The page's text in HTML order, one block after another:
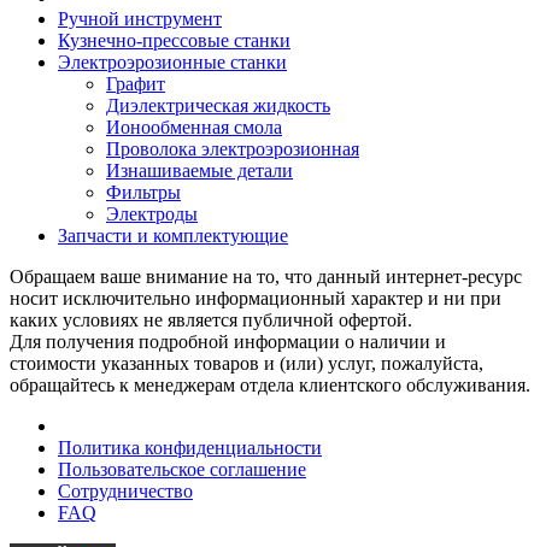
Ручной инструмент
Кузнечно-прессовые станки
Электроэрозионные станки
Графит
Диэлектрическая жидкость
Ионообменная смола
Проволока электроэрозионная
Изнашиваемые детали
Фильтры
Электроды
Запчасти и комплектующие
Обращаем ваше внимание на то, что данный интернет-ресурс
носит исключительно информационный характер и ни при
каких условиях не является публичной офертой.
Для получения подробной информации о наличии и
стоимости указанных товаров и (или) услуг, пожалуйста,
обращайтесь к менеджерам отдела клиентского обслуживания.
Политика конфиденциальности
Пользовательское соглашение
Сотрудничество
FAQ